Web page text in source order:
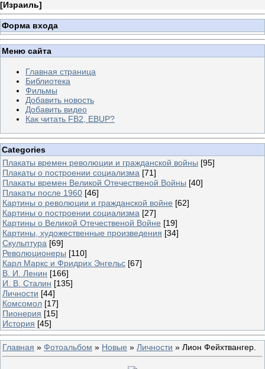
[Израиль]
Форма входа
Меню сайта
Главная страница
Библиотека
Фильмы
Добавить новость
Добавить видео
Как читать FB2, EBUP?
Categories
Плакаты времен революции и гражданской войны [95]
Плакаты о построении социализма [71]
Плакаты времен Великой Отечественой Войны [40]
Плакаты после 1960 [46]
Картины о революции и гражданской войне [62]
Картины о построении социализма [27]
Картины о Великой Отечественой Войне [19]
Картины, художественные произведения [34]
Скульптура [69]
Революционеры [110]
Карл Маркс и Фридрих Энгельс [67]
В. И. Ленин [166]
И. В. Сталин [135]
Личности [44]
Комсомол [17]
Пионерия [15]
История [45]
Главная » Фотоальбом » Новые » Личности » Лион Фейхтвангер.